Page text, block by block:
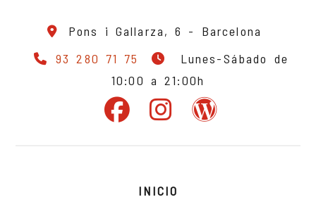
Pons i Gallarza, 6 - Barcelona
93 280 71 75
Lunes-Sábado de
10:00 a 21:00h
INICIO